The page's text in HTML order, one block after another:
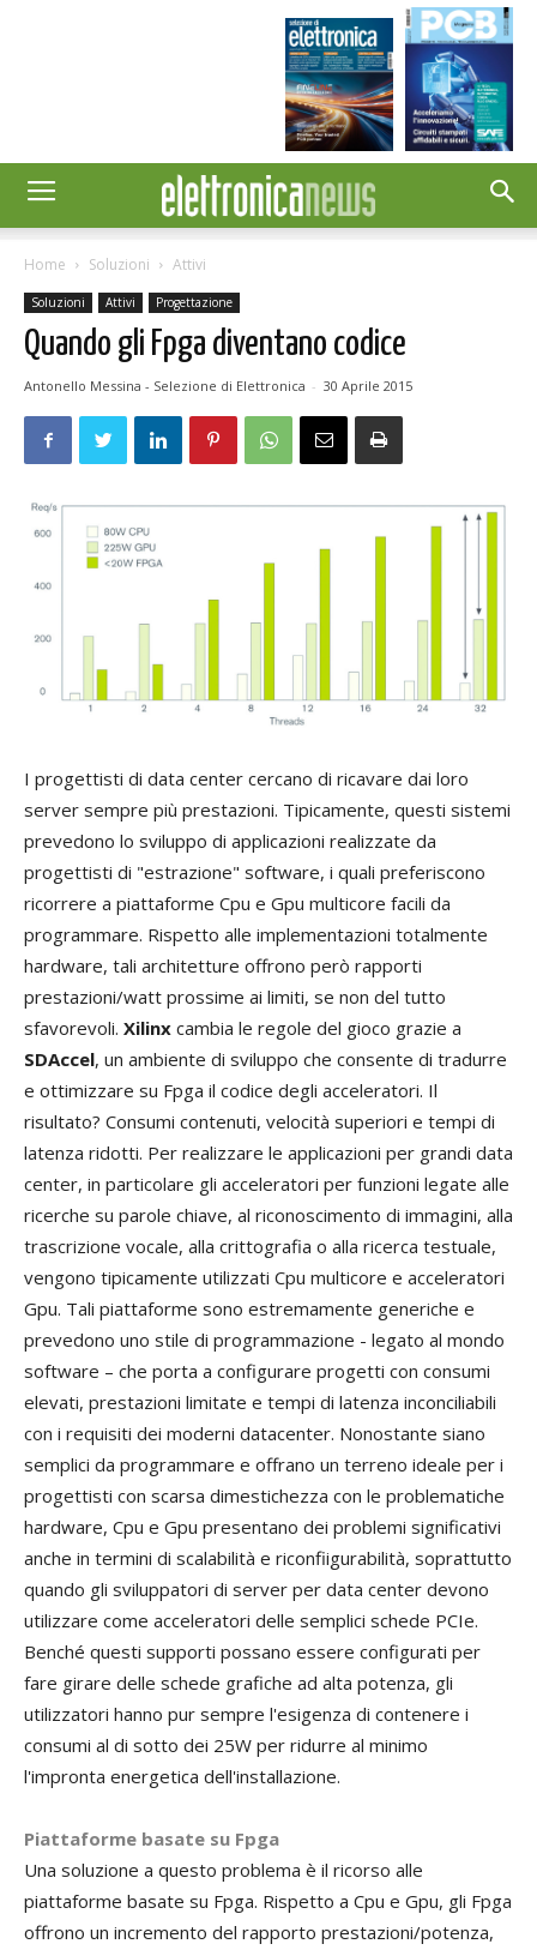
Home Soluzioni Attivi
Soluzioni Attivi Progettazione
Quando gli Fpga diventano codice
Antonello Messina - Selezione di Elettronica - 30 Aprile 2015
I progettisti di data center cercano di ricavare dai loro
server sempre più prestazioni. Tipicamente, questi sistemi
prevedono lo sviluppo di applicazioni realizzate da
progettisti di "estrazione" software, i quali preferiscono
ricorrere a piattaforme Cpu e Gpu multicore facili da
programmare. Rispetto alle implementazioni totalmente
hardware, tali architetture offrono però rapporti
prestazioni/watt prossime ai limiti, se non del tutto
sfavorevoli. Xilinx cambia le regole del gioco grazie a
SDAccel, un ambiente di sviluppo che consente di tradurre
e ottimizzare su Fpga il codice degli acceleratori. Il
risultato? Consumi contenuti, velocità superiori e tempi di
latenza ridotti. Per realizzare le applicazioni per grandi data
center, in particolare gli acceleratori per funzioni legate alle
ricerche su parole chiave, al riconoscimento di immagini, alla
trascrizione vocale, alla crittografia o alla ricerca testuale,
vengono tipicamente utilizzati Cpu multicore e acceleratori
Gpu. Tali piattaforme sono estremamente generiche e
prevedono uno stile di programmazione - legato al mondo
software – che porta a configurare progetti con consumi
elevati, prestazioni limitate e tempi di latenza inconciliabili
con i requisiti dei moderni datacenter. Nonostante siano
semplici da programmare e offrano un terreno ideale per i
progettisti con scarsa dimestichezza con le problematiche
hardware, Cpu e Gpu presentano dei problemi significativi
anche in termini di scalabilità e riconfiigurabilità, soprattutto
quando gli sviluppatori di server per data center devono
utilizzare come acceleratori delle semplici schede PCIe.
Benché questi supporti possano essere configurati per
fare girare delle schede grafiche ad alta potenza, gli
utilizzatori hanno pur sempre l'esigenza di contenere i
consumi al di sotto dei 25W per ridurre al minimo
l'impronta energetica dell'installazione.
Piattaforme basate su Fpga
Una soluzione a questo problema è il ricorso alle
piattaforme basate su Fpga. Rispetto a Cpu e Gpu, gli Fpga
offrono un incremento del rapporto prestazioni/potenza,